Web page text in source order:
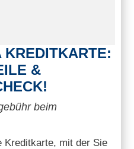
KREDITKARTE:
&
beim
Kreditkarte, mit der Sie